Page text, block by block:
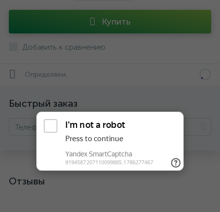
Купить
Добавить к сравнению
Определяем...
Быстрый заказ
Отзывы